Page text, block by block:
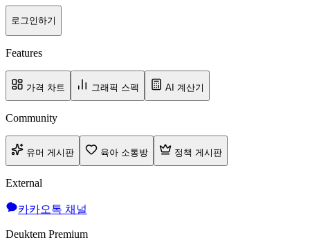
로그인하기
Features
가격 차트 그래픽 스펙 AI 계산기
Community
유머 게시판 육아 소통방 정책 게시판
External
카카오톡 채널
Deuktem Premium